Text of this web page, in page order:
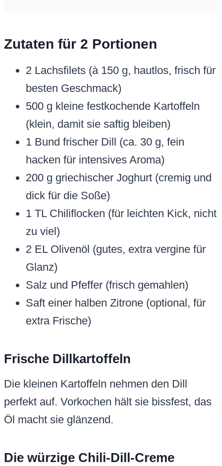
Zutaten für 2 Portionen
2 Lachsfilets (à 150 g, hautlos, frisch für
besten Geschmack)
500 g kleine festkochende Kartoffeln
(klein, damit sie saftig bleiben)
1 Bund frischer Dill (ca. 30 g, fein
hacken für intensives Aroma)
200 g griechischer Joghurt (cremig und
dick für die Soße)
1 TL Chiliflocken (für leichten Kick, nicht
zu viel)
2 EL Olivenöl (gutes, extra vergine für
Glanz)
Salz und Pfeffer (frisch gemahlen)
Saft einer halben Zitrone (optional, für
extra Frische)
Frische Dillkartoffeln
Die kleinen Kartoffeln nehmen den Dill
perfekt auf. Vorkochen hält sie bissfest, das
Öl macht sie glänzend.
Die würzige Chili-Dill-Creme